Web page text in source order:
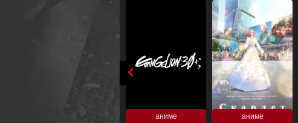
аниме аниме